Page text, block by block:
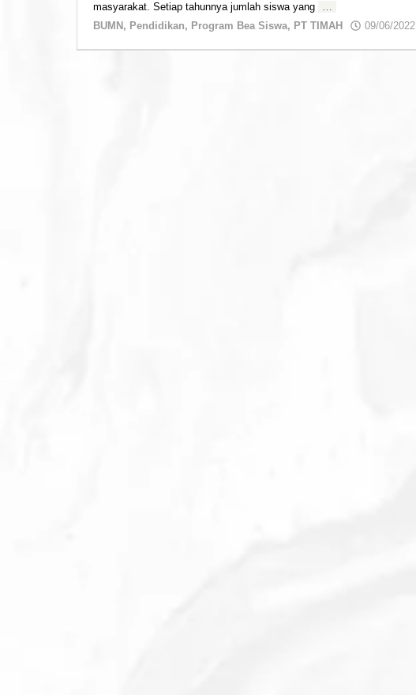
22/06/2022
masyarakat. Setiap tahunnya jumlah siswa yang
…
BUMN , Pendidikan, Program Bea Siswa, PT TIMAH 09/06/2022